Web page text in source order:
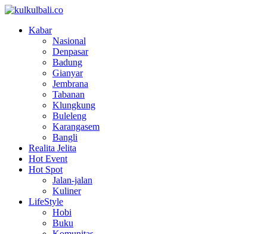
Kabar
Nasional
Denpasar
Badung
Gianyar
Jembrana
Tabanan
Klungkung
Buleleng
Karangasem
Bangli
Realita Jelita
Hot Event
Hot Spot
Jalan-jalan
Kuliner
LifeStyle
Hobi
Buku